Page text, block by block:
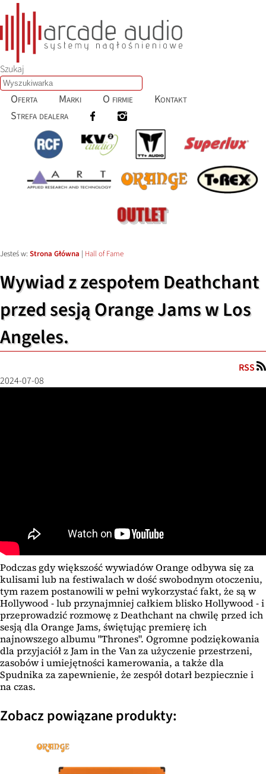
Szukaj
Oferta Marki O firmie
Kontakt
Strefa dealera
Jesteś w: Strona Główna | Hall of Fame
Wywiad z zespołem Deathchant
przed sesją Orange Jams w Los
Angeles.
RSS
2024-07-08
Podczas gdy większość wywiadów Orange odbywa się za
kulisami lub na festiwalach w dość swobodnym otoczeniu,
tym razem postanowili w pełni wykorzystać fakt, że są w
Hollywood - lub przynajmniej całkiem blisko Hollywood - i
przeprowadzić rozmowę z Deathchant na chwilę przed ich
sesją dla Orange Jams, świętując premierę ich
najnowszego albumu "Thrones". Ogromne podziękowania
dla przyjaciół z Jam in the Van za użyczenie przestrzeni,
zasobów i umiejętności kamerowania, a także dla
Spudnika za zapewnienie, że zespół dotarł bezpiecznie i
na czas.
Zobacz powiązane produkty: